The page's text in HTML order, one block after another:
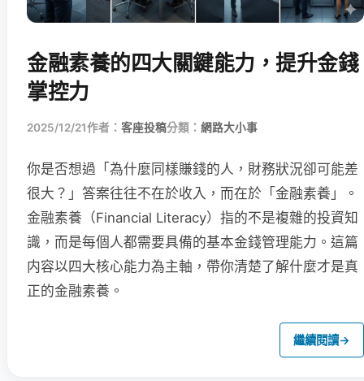
金融素養的四大關鍵能力，提升金錢
掌控力
2025/12/21作者： 客座投稿分類： 網路大小事
你是否想過「為什麼同樣賺錢的人，財務狀況卻可能差
很大？」答案往往不在於收入，而在於「金融素養」。
金融素養（Financial Literacy）指的不是複雜的投資知
識，而是每個人都需要具備的基本金錢管理能力。這篇
内容以四大核心能力為主軸，帶你清楚了解什麼才是真
正的金融素養。
繼續閱讀→